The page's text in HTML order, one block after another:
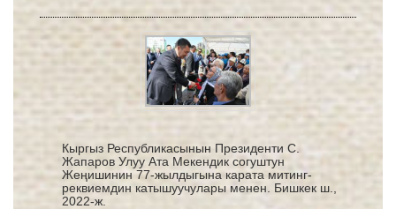
Кыргыз Республикасынын Президенти С.
Жапаров Улуу Ата Мекендик согуштун
Жеңишинин 77-жылдыгына карата митинг-
реквиемдин катышуучулары менен. Бишкек ш.,
2022-ж.